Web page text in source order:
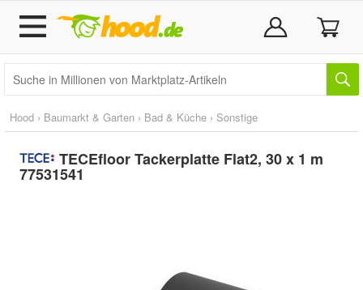
Hood › Baumarkt & Garten › Bad & Küche › Sonstige
TECEfloor Tackerplatte Flat2, 30 x 1 m
77531541